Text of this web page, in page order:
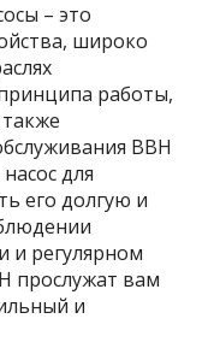
– это
широко
работы,
ВВН
для
его долгую и
и регулярном
прослужат вам
и